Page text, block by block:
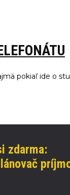
pokiaľ ide o
zdarma: